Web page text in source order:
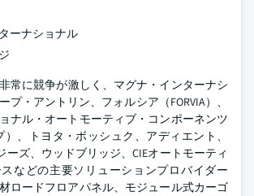
ーナショナル
常に競争が激しく、マグナ・インターナシ
プ・アントリン、フォルシア（FORVIA）、
ナル・オートモーティブ・コンポーネンツ
）、トヨタ・ボッシュク、アディエント、
ーズ、ウッドブリッジ、CIEオートモーティ
などの主要ソリューションプロバイダー
ロードフロアパネル、モジュール式カーゴ